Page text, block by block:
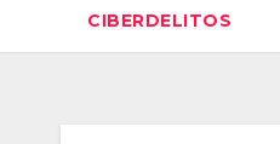
CIBERDELITOS